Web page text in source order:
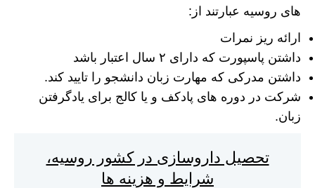
های روسیه عبارتند از:
ارائه ریز نمرات
داشتن پاسپورت که دارای ۲ سال اعتبار باشد
داشتن مدرکی که مهارت زبان دانشجو را تایید کند.
شرکت در دوره های پادکف و یا کالج برای یادگرفتن
زبان.
تحصیل داروسازی در کشور روسیه،
شرایط و هزینه ها